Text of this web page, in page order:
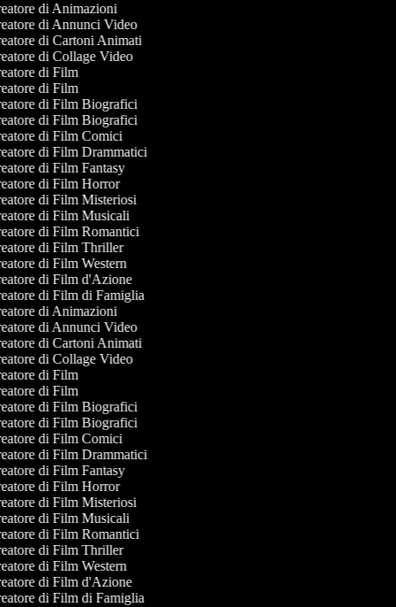
di Animazioni
di Annunci Video
di Cartoni Animati
di Collage Video
di Film
di Film
di Film Biografici
di Film Biografici
di Film Comici
di Film Drammatici
di Film Fantasy
di Film Horror
di Film Misteriosi
di Film Musicali
di Film Romantici
di Film Thriller
di Film Western
di Film d'Azione
di Film di Famiglia
di Animazioni
di Annunci Video
di Cartoni Animati
di Collage Video
di Film
di Film
di Film Biografici
di Film Biografici
di Film Comici
di Film Drammatici
di Film Fantasy
di Film Horror
di Film Misteriosi
di Film Musicali
di Film Romantici
di Film Thriller
di Film Western
di Film d'Azione
di Film di Famiglia